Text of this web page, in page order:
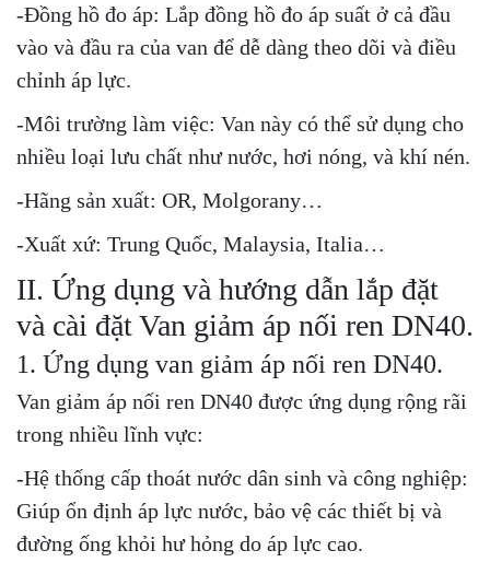
-Đồng hồ đo áp: Lắp đồng hồ đo áp suất ở cả đầu
vào và đầu ra của van để dễ dàng theo dõi và điều
chỉnh áp lực.
-Môi trường làm việc: Van này có thể sử dụng cho
nhiều loại lưu chất như nước, hơi nóng, và khí nén.
-Hãng sản xuất: OR, Molgorany…
-Xuất xứ: Trung Quốc, Malaysia, Italia…
II. Ứng dụng và hướng dẫn lắp đặt
và cài đặt Van giảm áp nối ren DN40.
1. Ứng dụng van giảm áp nối ren DN40.
Van giảm áp nối ren DN40 được ứng dụng rộng rãi
trong nhiều lĩnh vực:
-Hệ thống cấp thoát nước dân sinh và công nghiệp:
Giúp ổn định áp lực nước, bảo vệ các thiết bị và
đường ống khỏi hư hỏng do áp lực cao.